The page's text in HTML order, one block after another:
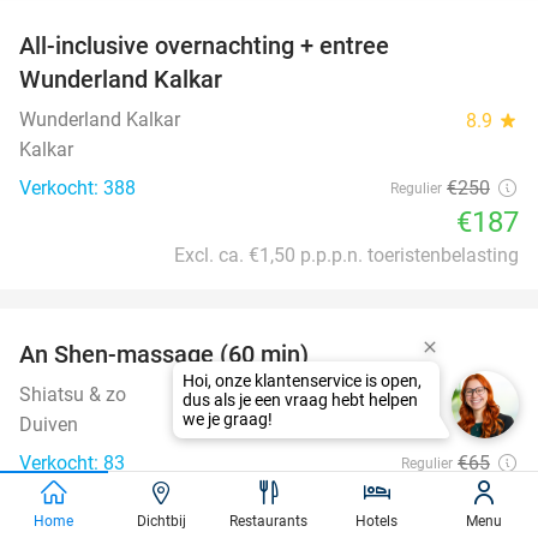
All-inclusive overnachting + entree
Wunderland Kalkar
Wunderland Kalkar 8.9 star
Kalkar
Verkocht: 388
Regulier €250
€187
Excl. ca. €1,50 p.p.p.n. toeristenbelasting
40%
An Shen-massage (60 min)
Shiatsu & zo 10.0
Duiven
Verkocht: 83
Regulier €65
€39
Home Dichtbij Restaurants Hotels Menu
Hoi, onze klantenservice is open,
dus als je een vraag hebt helpen
we je graag!